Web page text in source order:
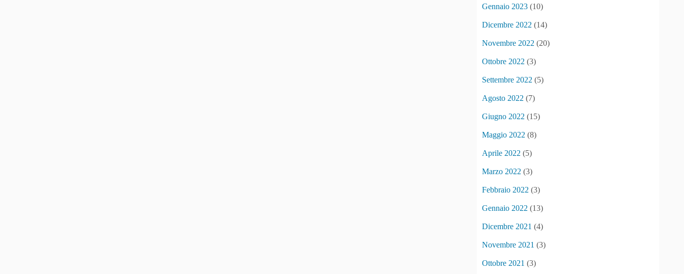
Gennaio 2023 (10)
Dicembre 2022 (14)
Novembre 2022 (20)
Ottobre 2022 (3)
Settembre 2022 (5)
Agosto 2022 (7)
Giugno 2022 (15)
Maggio 2022 (8)
Aprile 2022 (5)
Marzo 2022 (3)
Febbraio 2022 (3)
Gennaio 2022 (13)
Dicembre 2021 (4)
Novembre 2021 (3)
Ottobre 2021 (3)